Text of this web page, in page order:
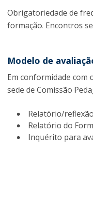
Obrigatoriedade de
formação. Encontros
Modelo de
Em conformidade com
sede de Comissão
Relatório/
Relatório do
Inquérito para